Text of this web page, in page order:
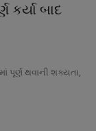
બાદ
પૂર્ણ થવાની શક્યતા,